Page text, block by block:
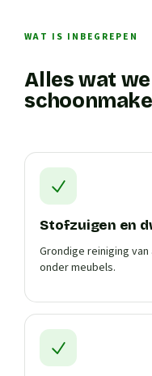
WAT IS INBEGREPEN
Alles wat
Stofzuigen en
Grondige reiniging
onder meubels.